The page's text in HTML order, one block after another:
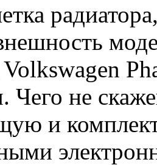
Volkswagen
Чего не
и